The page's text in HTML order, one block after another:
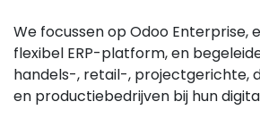
We focussen op Odoo Enterprise,
flexibel ERP-platform, en
handels-, retail-, projectgerichte,
en productiebedrijven bij hun